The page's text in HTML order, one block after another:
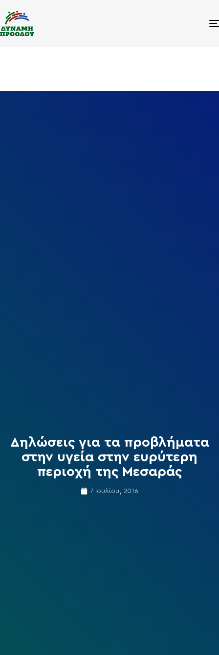
Δηλώσεις για τα προβλήματα
στην υγεία στην ευρύτερη
περιοχή της Μεσαράς
7 Ιουλίου, 2016